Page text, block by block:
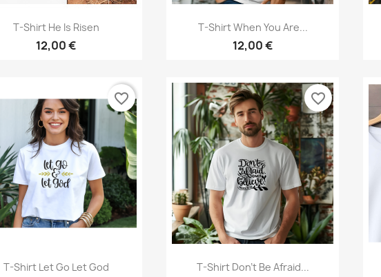
Aperçu rapide
T-Shirt He Is Risen
12,00 €
Aperçu rapide
T-Shirt When You Are...
12,00 €
Aperçu rapide
T-Shirt Let Go Let God
favorite_border
Aperçu rapide
T-Shirt Don't Be Afraid...
favorite_border